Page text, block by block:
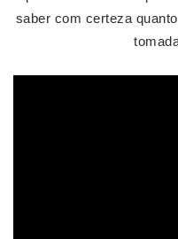
saber com certeza